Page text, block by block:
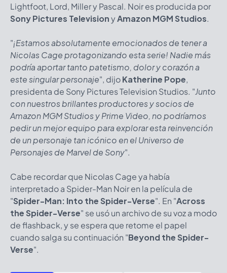
Lightfoot, Lord, Miller y Pascal. Noir es producida por
Sony Pictures TelevisionyAmazon MGM Studios.
"¡Estamos absolutamente emocionados de tener a
Nicolas Cage protagonizando esta serie! Nadie más
podría aportar tanto patetismo, dolor y corazón a
este singular personaje", dijoKatherine Pope,
presidenta de Sony Pictures Television Studios. "Junto
con nuestros brillantes productores y socios de
Amazon MGM Studios y Prime Video, no podríamos
pedir un mejor equipo para explorar esta reinvención
de un personaje tan icónico en el Universo de
Personajes de Marvel de Sony".
Cabe recordar que Nicolas Cage ya había
interpretado a Spider-Man Noir en la película de
"Spider-Man: Into the Spider-Verse". En "Across
the Spider-Verse" se usó un archivo de su voz a modo
de flashback, y se espera que retome el papel
cuando salga su continuación "Beyond the Spider-
Verse".